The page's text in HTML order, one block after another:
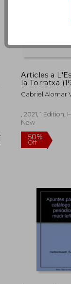
$ 24.05
Articles a
la Torratxa
L'Almanac de
L'Esquella de
la Campana
(1907-1909)
Alomar
Catalan)
Gabriel Alomar
, 2021, 1 Edition,
New
50%